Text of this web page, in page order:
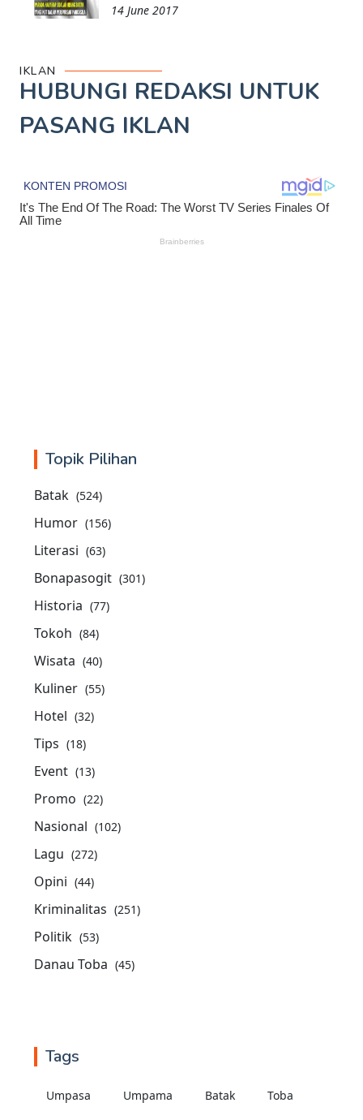
14 June 2017
IKLAN
HUBUNGI REDAKSI UNTUK
PASANG IKLAN
Topik Pilihan
Batak (524)
Humor (156)
Literasi (63)
Bonapasogit (301)
Historia (77)
Tokoh (84)
Wisata (40)
Kuliner (55)
Hotel (32)
Tips (18)
Event (13)
Promo (22)
Nasional (102)
Lagu (272)
Opini (44)
Kriminalitas (251)
Politik (53)
Danau Toba (45)
Tags
Umpasa Umpama Batak Toba